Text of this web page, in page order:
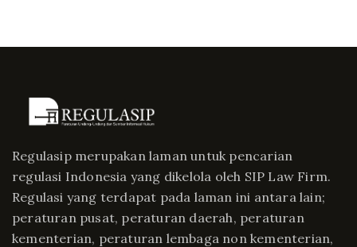
Regulasip merupakan laman untuk pencarian
regulasi Indonesia yang dikelola oleh SIP Law Firm.
Regulasi yang terdapat pada laman ini antara lain;
peraturan pusat, peraturan daerah, peraturan
kementerian, peraturan lembaga non kementerian,